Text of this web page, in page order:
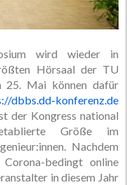
wird wieder in
Hörsaal der TU
25. Mai können dafür
dbbs.dd-konferenz.de
der Kongress national
Größe im
Nachdem
bedingt online
in diesem Jahr